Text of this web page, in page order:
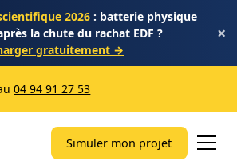
2026 : batterie physique
la chute du rachat EDF ?
gratuitement →
×
04 94 91 27 53
Simuler mon projet